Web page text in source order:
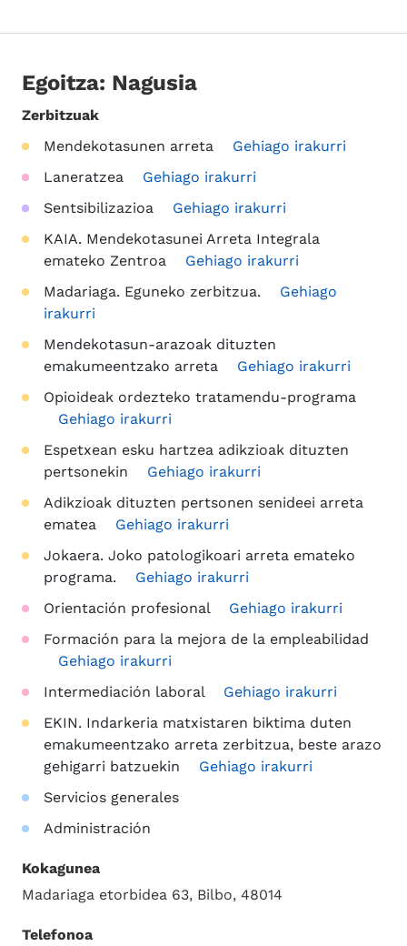
Egoitza: Nagusia
Zerbitzuak
Mendekotasunen arreta
Gehiago irakurri
Laneratzea
Gehiago irakurri
Sentsibilizazioa
Gehiago irakurri
KAIA. Mendekotasunei Arreta Integrala
emateko Zentroa
Gehiago irakurri
Madariaga. Eguneko zerbitzua.
Gehiago
irakurri
Mendekotasun-arazoak dituzten
emakumeentzako arreta
Gehiago irakurri
Opioideak ordezteko tratamendu-programa
Gehiago irakurri
Espetxean esku hartzea adikzioak dituzten
pertsonekin
Gehiago irakurri
Adikzioak dituzten pertsonen senideei arreta
ematea
Gehiago irakurri
Jokaera. Joko patologikoari arreta emateko
programa.
Gehiago irakurri
Orientación profesional
Gehiago irakurri
Formación para la mejora de la empleabilidad
Gehiago irakurri
Intermediación laboral
Gehiago irakurri
EKIN. Indarkeria matxistaren biktima duten
emakumeentzako arreta zerbitzua, beste arazo
gehigarri batzuekin
Gehiago irakurri
Servicios generales
Administración
Kokagunea
Madariaga etorbidea 63, Bilbo, 48014
Telefonoa